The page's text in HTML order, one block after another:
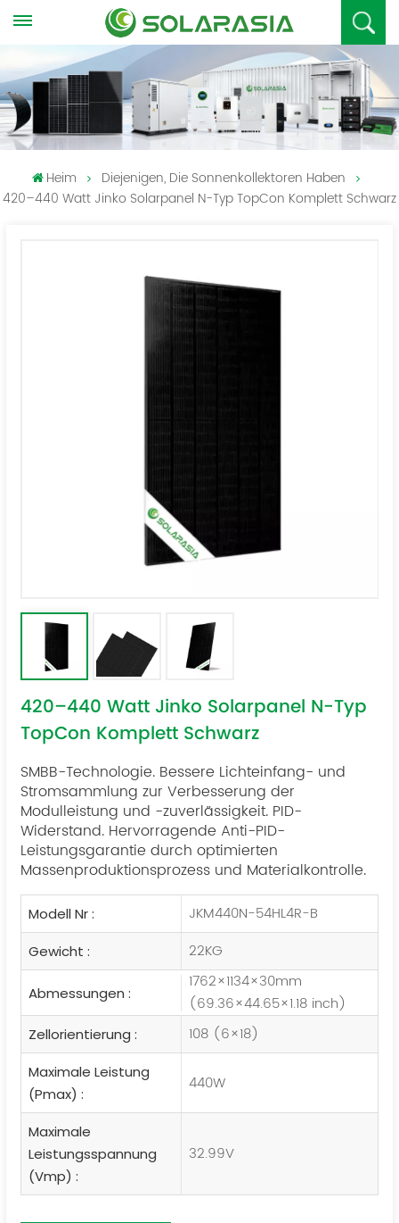
Heim
Diejenigen, Die Sonnenkollektoren Haben
420–440 Watt Jinko Solarpanel N-Typ TopCon Komplett Schwarz
420–440 Watt Jinko Solarpanel N-Typ
TopCon Komplett Schwarz
SMBB-Technologie. Bessere Lichteinfang- und
Stromsammlung zur Verbesserung der
Modulleistung und -zuverlässigkeit. PID-
Widerstand. Hervorragende Anti-PID-
Leistungsgarantie durch optimierten
Massenproduktionsprozess und Materialkontrolle.
Modell Nr : JKM440N-54HL4R-B
Gewicht : 22KG
Abmessungen :
1762×1134×30mm
(69.36×44.65×1.18 inch)
Zellorientierung : 108 (6×18)
Maximale Leistung
(Pmax) :
440W
Maximale
Leistungsspannung
(Vmp) :
32.99V